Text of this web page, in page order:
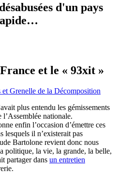
d'un pays
et le « 93xit »
Grenelle de la Décomposition
plus entendu les gémissements
nationale.
enfin l’occasion d’émettre ces
lesquels il n’existerait pas
Bartolone revient donc nous
politique, la vie, la grande, la belle,
partager dans un entretien